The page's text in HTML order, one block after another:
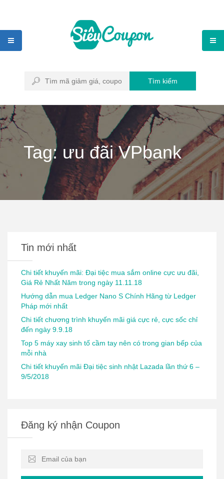
Tìm kiếm
Tag: ưu đãi VPbank
Tin mới nhất
Chi tiết khuyến mãi: Đại tiệc mua sắm online cực ưu đãi,
Giá Rẻ Nhất Năm trong ngày 11.11.18
Hướng dẫn mua Ledger Nano S Chính Hãng từ Ledger
Pháp mới nhất
Chi tiết chương trình khuyến mãi giá cực rẻ, cực sốc chỉ
đến ngày 9.9.18
Top 5 máy xay sinh tố cầm tay nên có trong gian bếp của
mỗi nhà
Chi tiết khuyến mãi Đại tiệc sinh nhật Lazada lần thứ 6 –
9/5/2018
Đăng ký nhận Coupon